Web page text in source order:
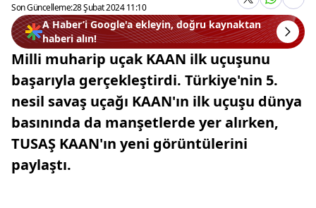
Son Güncelleme:28 Şubat 2024 11:10
A Haber’i Google'a ekleyin, doğru kaynaktan
haberi alın!
Milli muharip uçak KAAN ilk uçuşunu
başarıyla gerçekleştirdi. Türkiye'nin 5.
nesil savaş uçağı KAAN'ın ilk uçuşu dünya
basınında da manşetlerde yer alırken,
TUSAŞ KAAN'ın yeni görüntülerini
paylaştı.